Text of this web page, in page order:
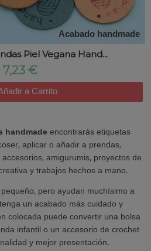
Acabado handmade
Piel Vegana Hand...
7,23 €
a Carrito
handmade encontrarás etiquetas
aplicar o añadir a prendas,
amigurumis, proyectos de
y trabajos hechos a mano.
pero ayudan muchísimo a
un acabado más cuidado y
colocada puede convertir una bolsa
infantil o un accesorio de crochet
y mejor presentación.